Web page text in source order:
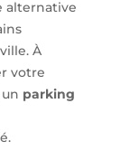
alternative
À
votre
parking